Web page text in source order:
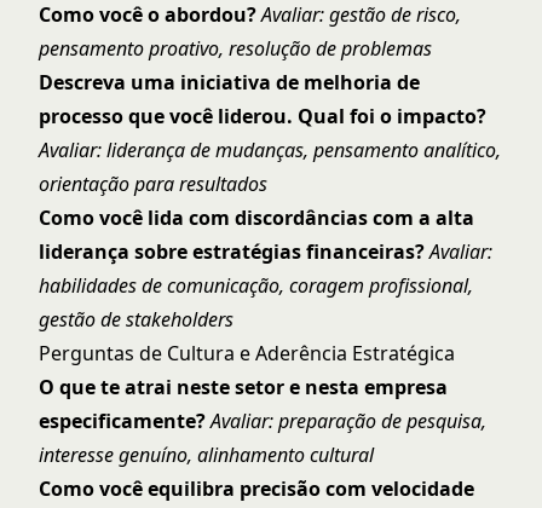
Como você o abordou?Avaliar: gestão de risco,
pensamento proativo, resolução de problemas
Descreva uma iniciativa de melhoria de
processo que você liderou. Qual foi o impacto?
Avaliar: liderança de mudanças, pensamento analítico,
orientação para resultados
Como você lida com discordâncias com a alta
liderança sobre estratégias financeiras?Avaliar:
habilidades de comunicação, coragem profissional,
gestão de stakeholders
Perguntas de Cultura e Aderência Estratégica
O que te atrai neste setor e nesta empresa
especificamente?Avaliar: preparação de pesquisa,
interesse genuíno, alinhamento cultural
Como você equilibra precisão com velocidade